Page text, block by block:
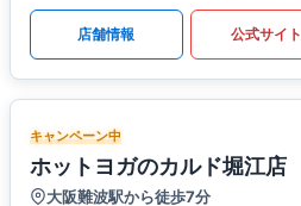
店舗情報 公式サイト
キャンペーン中
ホットヨガのカルド堀江店
大阪難波駅から徒歩7分